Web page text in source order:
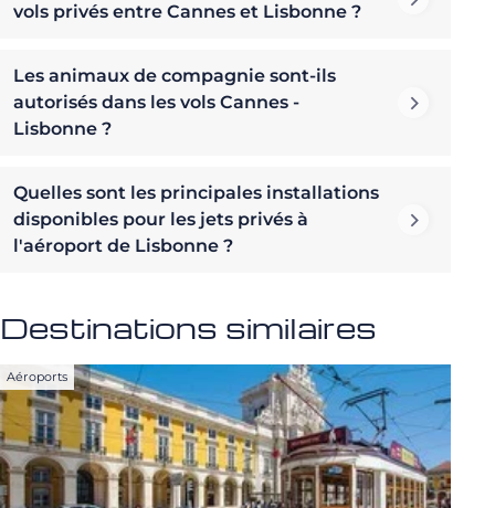
vols privés entre Cannes et Lisbonne ?
Les animaux de compagnie sont-ils
autorisés dans les vols Cannes -
Lisbonne ?
Quelles sont les principales installations
disponibles pour les jets privés à
l'aéroport de Lisbonne ?
Destinations similaires
Aéroports